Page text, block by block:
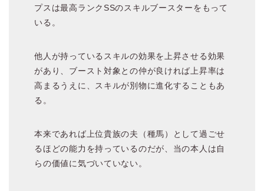
プスは最高ランクSSのスキルブースターをもって
いる。
他人が持っているスキルの効果を上昇させる効果
があり、ブースト対象との仲が良ければ上昇率は
高まるうえに、スキルが別物に進化することもあ
る。
本来であれば上位貴族の夫（種馬）として過ごせ
るほどの能力を持っているのだが、当の本人は自
らの価値に気づいていない。